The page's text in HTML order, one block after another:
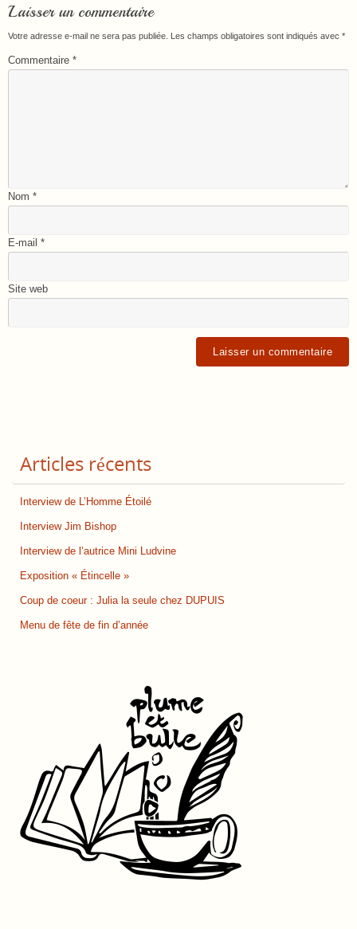
Laisser un commentaire
Votre adresse e-mail ne sera pas publiée. Les champs obligatoires sont indiqués avec *
Commentaire *
Nom *
E-mail *
Site web
Articles récents
Interview de L’Homme Étoilé
Interview Jim Bishop
Interview de l’autrice Mini Ludvine
Exposition « Étincelle »
Coup de coeur : Julia la seule chez DUPUIS
Menu de fête de fin d’année